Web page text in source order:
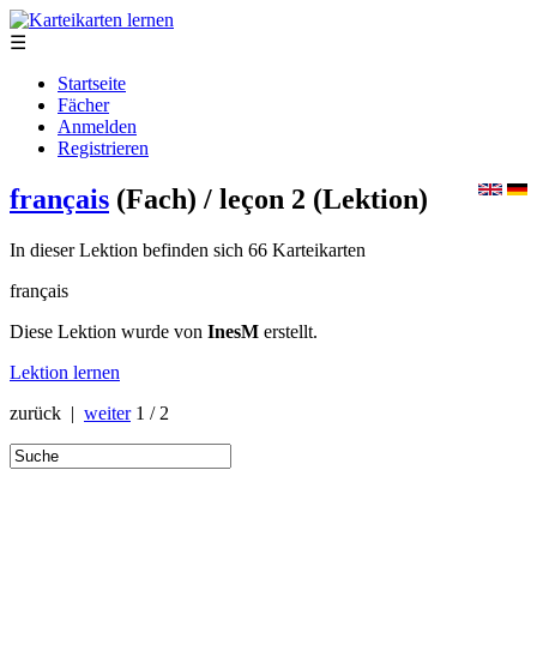
☰
Startseite
Fächer
Anmelden
Registrieren
français (Fach) / leçon 2 (Lektion)
In dieser Lektion befinden sich 66 Karteikarten
français
Diese Lektion wurde von InesM erstellt.
Lektion lernen
zurück | weiter 1 / 2